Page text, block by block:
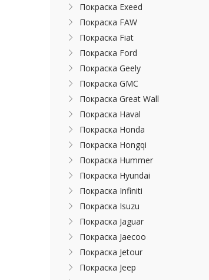
Покраска Exeed
Покраска FAW
Покраска Fiat
Покраска Ford
Покраска Geely
Покраска GMC
Покраска Great Wall
Покраска Haval
Покраска Honda
Покраска Hongqi
Покраска Hummer
Покраска Hyundai
Покраска Infiniti
Покраска Isuzu
Покраска Jaguar
Покраска Jaecoo
Покраска Jetour
Покраска Jeep